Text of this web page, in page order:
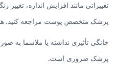
تغییراتی مانند افزایش اندازه، تغییر
پزشک متخصص پوست مراجعه کنید.
خانگی تأثیری نداشته یا ملاسما به
پزشک ضروری است.